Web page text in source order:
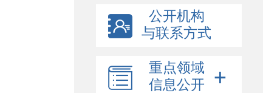
公开机构
与联系方式
重点领域
信息公开